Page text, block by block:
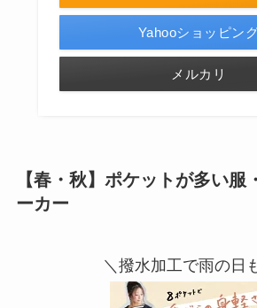
Yahooショッピン
メルカリ
【春・秋】ポケットが多い服
ーカー
＼撥水加工で雨の日